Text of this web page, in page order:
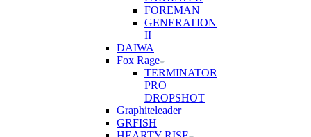
FOREMAN
GENERATION
II
DAIWA
Fox Rage
TERMINATOR
PRO
DROPSHOT
Graphiteleader
GRFISH